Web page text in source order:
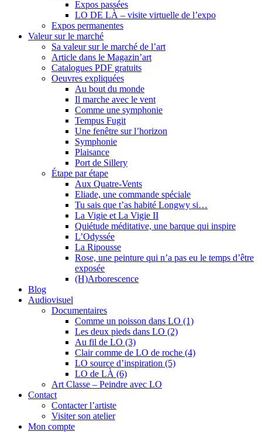
Expos passées
LO DE LÀ – visite virtuelle de l’expo
Expos permanentes
Valeur sur le marché
Sa valeur sur le marché de l’art
Article dans le Magazin’art
Catalogues PDF gratuits
Oeuvres expliquées
Au bout du monde
Il marche avec le vent
Comme une symphonie
Tempus Fugit
Une fenêtre sur l’horizon
Symphonie
Plaisance
Port de Sillery
Étape par étape
Aux Quatre-Vents
Eliade, une commande spéciale
Tu sais que t’as habité Longwy si…
La Vigie et La Vigie II
Quiétude méditative, une barque qui inspire
L’Odyssée
La Ripousse
Rose, une peinture qui n’a pas eu le temps d’être
exposée
(H)Arborescence
Blog
Audiovisuel
Documentaires
Comme un poisson dans LO (1)
Les deux pieds dans LO (2)
Au fil de LO (3)
Clair comme de LO de roche (4)
LO source d’inspiration (5)
LO de LÀ (6)
Art Classe – Peindre avec LO
Contact
Contacter l’artiste
Visiter son atelier
Mon compte